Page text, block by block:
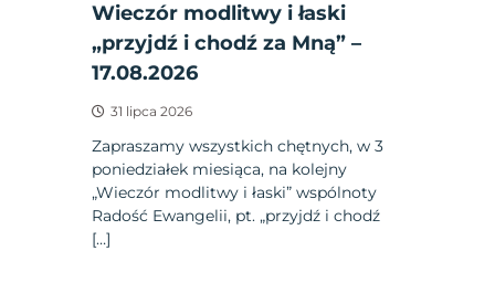
Wieczór modlitwy i łaski
„przyjdź i chodź za Mną” –
17.08.2026
31 lipca 2026
Zapraszamy wszystkich chętnych, w 3
poniedziałek miesiąca, na kolejny
„Wieczór modlitwy i łaski” wspólnoty
Radość Ewangelii, pt. „przyjdź i chodź
[…]